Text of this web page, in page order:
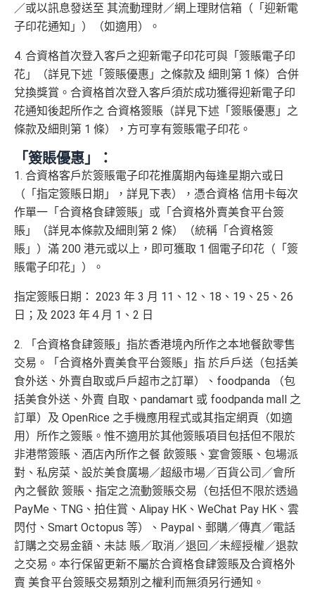
／或以訊息發送至 其流動理財／網上理財信箱（「迎新電
子印花通知」）（如適用）。
4. 合資格首次登入客戶之迎新電子印花可與「簽賬電子印
花」（詳見下述「簽賬優惠」之條款及 細則第 1 條）合併
兌換獎賞。合資格首次登入客戶須於成功獲得迎新電子印
花通知後起所作之 合資格簽賬（詳見下述「簽賬優惠」之
條款及細則第 1 條），方可享有簽賬電子印花。
「簽賬優惠」：
1. 合資格客戶於簽賬電子印花推廣期內每逢星期六或日
（「指定簽賬日期」，詳見下表），憑合資格 信用卡每次
作單一「合資格食肆簽賬」或「合資格外賣美食平台簽
賬」（詳見本條款及細則第 2 條）（統稱「合資格簽
賬」）滿 200 港元或以上，即可獲取 1 個電子印花（「簽
賬電子印花」）。
指定簽賬日期： 2023 年 3 月 11、12、18、19、25、26
日；及 2023 年４月 1、2 日
2. 「合資格食肆簽賬」指於香港境內所作之本地餐飲零售
交易。「合資格外賣美食平台簽賬」指 於戶戶送（包括美
食外送、外賣自取或戶戶超市之訂單）、foodpanda （包
括美食外送、外賣 自取、pandamart 或 foodpanda mall 之
訂單）及 OpenRice 之手機應用程式或其指定網頁（如適
用）所作之簽賬。惟不適用於其他簽賬項目包括但不限於
非港幣簽賬、酒店內所作之餐 飲簽賬、宴會簽賬、包場派
對、私房菜、設於美食廣場／超級市場／百貨公司／會所
內之餐飲 簽賬、指定之流動簽賬交易（包括但不限於透過
PayMe、TNG、拍住賞、Alipay HK、WeChat Pay HK、雲
閃付、Smart Octopus 等）、Paypal、郵購／傳真／電話
訂購之交易金額、未誌 賬／取消／退回／未經授權／退款
之交易。本行保留更新不屬於合資格食肆簽賬及合資格外
賣 美食平台簽賬交易類別之權利而無須另行通知。